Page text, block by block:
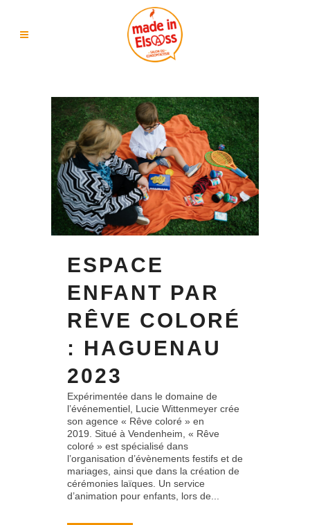
ESPACE
ENFANT PAR
RÊVE COLORÉ
: HAGUENAU
2023
Expérimentée dans le domaine de
l’événementiel, Lucie Wittenmeyer crée
son agence « Rêve coloré » en
2019. Situé à Vendenheim, « Rêve
coloré » est spécialisé dans
l’organisation d’évènements festifs et de
mariages, ainsi que dans la création de
cérémonies laïques. Un service
d’animation pour enfants, lors de...